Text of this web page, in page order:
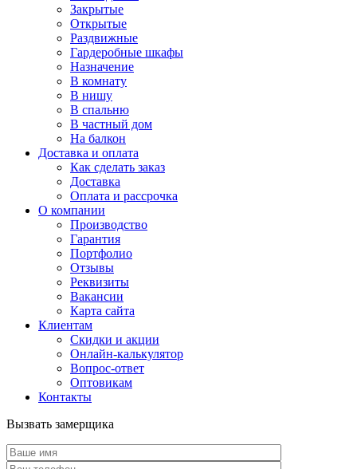
Закрытые
Открытые
Раздвижные
Гардеробные шкафы
Назначение
В комнату
В нишу
В спальню
В частный дом
На балкон
Доставка и оплата
Как сделать заказ
Доставка
Оплата и рассрочка
О компании
Производство
Гарантия
Портфолио
Отзывы
Реквизиты
Вакансии
Карта сайта
Клиентам
Скидки и акции
Онлайн-калькулятор
Вопрос-ответ
Оптовикам
Контакты
Вызвать замерщика